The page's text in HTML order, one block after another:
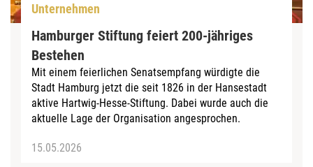
Unternehmen
Hamburger Stiftung feiert 200-jähriges
Bestehen
Mit einem feierlichen Senatsempfang würdigte die
Stadt Hamburg jetzt die seit 1826 in der Hansestadt
aktive Hartwig-Hesse-Stiftung. Dabei wurde auch die
aktuelle Lage der Organisation angesprochen.
15.05.2026